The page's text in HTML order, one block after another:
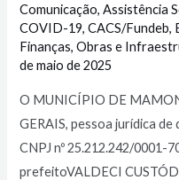
Comunicação,Assistência
COVID-19,CACS/Fundeb,
Finanças,Obras e
de maio de 2025
O MUNICÍPIO DE
GERAIS, pessoa jurídica
CNPJ nº 25.212.242/
prefeitoVALDECI